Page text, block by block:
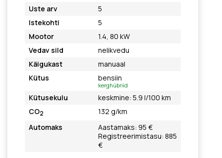
Uste arv
5
Istekohti
5
Mootor
1.4, 80 kW
Vedav sild
nelikvedu
Käigukast
manuaal
Kütus
bensiin
kerghübriid
Kütusekulu
keskmine: 5.9 l/100 km
CO2
132 g/km
Automaks
Aastamaks: 95 €
Registreerimistasu: 885
€